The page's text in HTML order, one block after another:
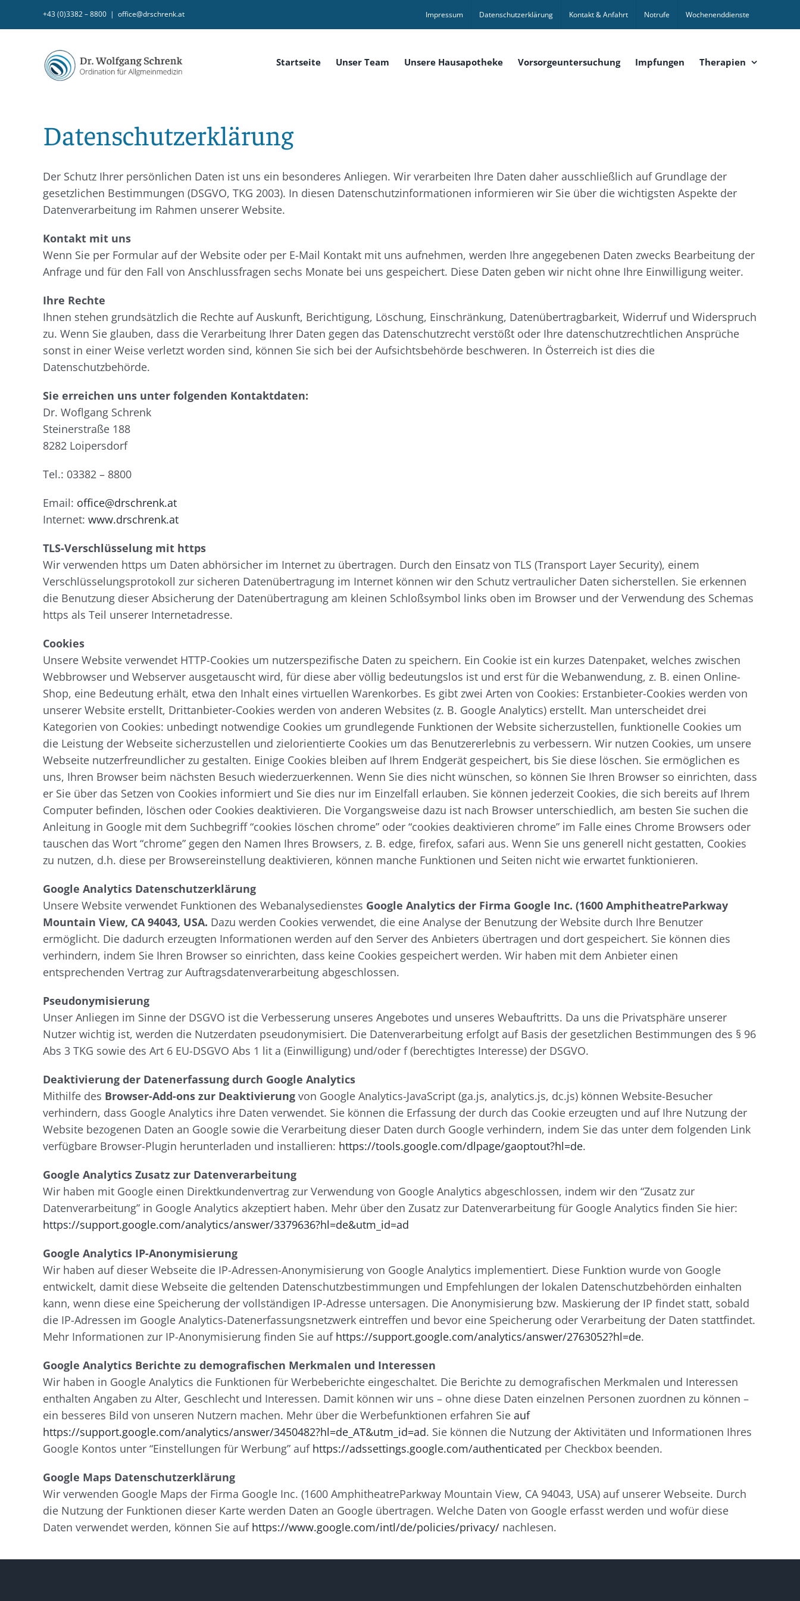
+43 (0)3382 – 8800 | office@drschrenk.at Impressum Datenschutzerklärung Kontakt & Anfahrt Notrufe Wochenenddienste
Startseite Unser Team Unsere Hausapotheke Vorsorgeuntersuchung Impfungen Therapien
Datenschutzerklärung
Der Schutz Ihrer persönlichen Daten ist uns ein besonderes Anliegen. Wir verarbeiten Ihre Daten daher ausschließlich auf Grundlage der
gesetzlichen Bestimmungen (DSGVO, TKG 2003). In diesen Datenschutzinformationen informieren wir Sie über die wichtigsten Aspekte der
Datenverarbeitung im Rahmen unserer Website.
Kontakt mit uns
Wenn Sie per Formular auf der Website oder per E-Mail Kontakt mit uns aufnehmen, werden Ihre angegebenen Daten zwecks Bearbeitung der
Anfrage und für den Fall von Anschlussfragen sechs Monate bei uns gespeichert. Diese Daten geben wir nicht ohne Ihre Einwilligung weiter.
Ihre Rechte
Ihnen stehen grundsätzlich die Rechte auf Auskunft, Berichtigung, Löschung, Einschränkung, Datenübertragbarkeit, Widerruf und Widerspruch
zu. Wenn Sie glauben, dass die Verarbeitung Ihrer Daten gegen das Datenschutzrecht verstößt oder Ihre datenschutzrechtlichen Ansprüche
sonst in einer Weise verletzt worden sind, können Sie sich bei der Aufsichtsbehörde beschweren. In Österreich ist dies die
Datenschutzbehörde.
Sie erreichen uns unter folgenden Kontaktdaten:
Dr. Woflgang Schrenk
Steinerstraße 188
8282 Loipersdorf
Tel.: 03382 – 8800
Email: office@drschrenk.at
Internet: www.drschrenk.at
TLS-Verschlüsselung mit https
Wir verwenden https um Daten abhörsicher im Internet zu übertragen. Durch den Einsatz von TLS (Transport Layer Security), einem
Verschlüsselungsprotokoll zur sicheren Datenübertragung im Internet können wir den Schutz vertraulicher Daten sicherstellen. Sie erkennen
die Benutzung dieser Absicherung der Datenübertragung am kleinen Schloßsymbol links oben im Browser und der Verwendung des Schemas
https als Teil unserer Internetadresse.
Cookies
Unsere Website verwendet HTTP-Cookies um nutzerspezifische Daten zu speichern. Ein Cookie ist ein kurzes Datenpaket, welches zwischen
Webbrowser und Webserver ausgetauscht wird, für diese aber völlig bedeutungslos ist und erst für die Webanwendung, z. B. einen Online-
Shop, eine Bedeutung erhält, etwa den Inhalt eines virtuellen Warenkorbes. Es gibt zwei Arten von Cookies: Erstanbieter-Cookies werden von
unserer Website erstellt, Drittanbieter-Cookies werden von anderen Websites (z. B. Google Analytics) erstellt. Man unterscheidet drei
Kategorien von Cookies: unbedingt notwendige Cookies um grundlegende Funktionen der Website sicherzustellen, funktionelle Cookies um
die Leistung der Webseite sicherzustellen und zielorientierte Cookies um das Benutzererlebnis zu verbessern. Wir nutzen Cookies, um unsere
Webseite nutzerfreundlicher zu gestalten. Einige Cookies bleiben auf Ihrem Endgerät gespeichert, bis Sie diese löschen. Sie ermöglichen es
uns, Ihren Browser beim nächsten Besuch wiederzuerkennen. Wenn Sie dies nicht wünschen, so können Sie Ihren Browser so einrichten, dass
er Sie über das Setzen von Cookies informiert und Sie dies nur im Einzelfall erlauben. Sie können jederzeit Cookies, die sich bereits auf Ihrem
Computer befinden, löschen oder Cookies deaktivieren. Die Vorgangsweise dazu ist nach Browser unterschiedlich, am besten Sie suchen die
Anleitung in Google mit dem Suchbegriff “cookies löschen chrome” oder “cookies deaktivieren chrome” im Falle eines Chrome Browsers oder
tauschen das Wort “chrome” gegen den Namen Ihres Browsers, z. B. edge, firefox, safari aus. Wenn Sie uns generell nicht gestatten, Cookies
zu nutzen, d.h. diese per Browsereinstellung deaktivieren, können manche Funktionen und Seiten nicht wie erwartet funktionieren.
Google Analytics Datenschutzerklärung
Unsere Website verwendet Funktionen des Webanalysedienstes Google Analytics der Firma Google Inc. (1600 AmphitheatreParkway
Mountain View, CA 94043, USA. Dazu werden Cookies verwendet, die eine Analyse der Benutzung der Website durch Ihre Benutzer
ermöglicht. Die dadurch erzeugten Informationen werden auf den Server des Anbieters übertragen und dort gespeichert. Sie können dies
verhindern, indem Sie Ihren Browser so einrichten, dass keine Cookies gespeichert werden. Wir haben mit dem Anbieter einen
entsprechenden Vertrag zur Auftragsdatenverarbeitung abgeschlossen.
Pseudonymisierung
Unser Anliegen im Sinne der DSGVO ist die Verbesserung unseres Angebotes und unseres Webauftritts. Da uns die Privatsphäre unserer
Nutzer wichtig ist, werden die Nutzerdaten pseudonymisiert. Die Datenverarbeitung erfolgt auf Basis der gesetzlichen Bestimmungen des § 96
Abs 3 TKG sowie des Art 6 EU-DSGVO Abs 1 lit a (Einwilligung) und/oder f (berechtigtes Interesse) der DSGVO.
Deaktivierung der Datenerfassung durch Google Analytics
Mithilfe des Browser-Add-ons zur Deaktivierungvon Google Analytics-JavaScript (ga.js, analytics.js, dc.js) können Website-Besucher
verhindern, dass Google Analytics ihre Daten verwendet. Sie können die Erfassung der durch das Cookie erzeugten und auf Ihre Nutzung der
Website bezogenen Daten an Google sowie die Verarbeitung dieser Daten durch Google verhindern, indem Sie das unter dem folgenden Link
verfügbare Browser-Plugin herunterladen und installieren: https://tools.google.com/dlpage/gaoptout?hl=de.
Google Analytics Zusatz zur Datenverarbeitung
Wir haben mit Google einen Direktkundenvertrag zur Verwendung von Google Analytics abgeschlossen, indem wir den “Zusatz zur
Datenverarbeitung” in Google Analytics akzeptiert haben. Mehr über den Zusatz zur Datenverarbeitung für Google Analytics finden Sie hier:
https://support.google.com/analytics/answer/3379636?hl=de&utm_id=ad
Google Analytics IP-Anonymisierung
Wir haben auf dieser Webseite die IP-Adressen-Anonymisierung von Google Analytics implementiert. Diese Funktion wurde von Google
entwickelt, damit diese Webseite die geltenden Datenschutzbestimmungen und Empfehlungen der lokalen Datenschutzbehörden einhalten
kann, wenn diese eine Speicherung der vollständigen IP-Adresse untersagen. Die Anonymisierung bzw. Maskierung der IP findet statt, sobald
die IP-Adressen im Google Analytics-Datenerfassungsnetzwerk eintreffen und bevor eine Speicherung oder Verarbeitung der Daten stattfindet.
Mehr Informationen zur IP-Anonymisierung finden Sie auf https://support.google.com/analytics/answer/2763052?hl=de.
Google Analytics Berichte zu demografischen Merkmalen und Interessen
Wir haben in Google Analytics die Funktionen für Werbeberichte eingeschaltet. Die Berichte zu demografischen Merkmalen und Interessen
enthalten Angaben zu Alter, Geschlecht und Interessen. Damit können wir uns – ohne diese Daten einzelnen Personen zuordnen zu können –
ein besseres Bild von unseren Nutzern machen. Mehr über die Werbefunktionen erfahren Sie auf
https://support.google.com/analytics/answer/3450482?hl=de_AT&utm_id=ad. Sie können die Nutzung der Aktivitäten und Informationen Ihres
Google Kontos unter “Einstellungen für Werbung” auf https://adssettings.google.com/authenticated per Checkbox beenden.
Google Maps Datenschutzerklärung
Wir verwenden Google Maps der Firma Google Inc. (1600 AmphitheatreParkway Mountain View, CA 94043, USA) auf unserer Webseite. Durch
die Nutzung der Funktionen dieser Karte werden Daten an Google übertragen. Welche Daten von Google erfasst werden und wofür diese
Daten verwendet werden, können Sie auf https://www.google.com/intl/de/policies/privacy/nachlesen.